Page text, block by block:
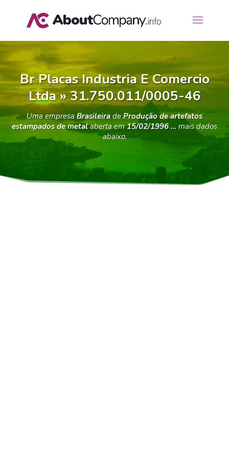
Br Placas Industria E Comercio
Ltda » 31.750.011/0005-46
Uma empresa BrasileiradeProdução de artefatos
estampados de metalaberta em15/02/1996 … mais dados
abaixo.